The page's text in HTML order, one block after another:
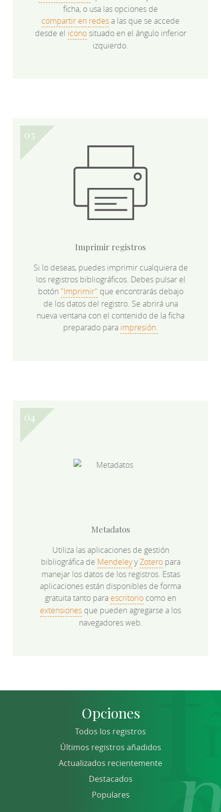
ficha, o usa las opciones de
compartir en redesa las que se accede
desde el iconosituado en el ángulo inferior
izquierdo.
Imprimir registros
Si lo deseas, puedes imprimir cualquiera de
los registros bibliográficos. Debes pulsar el
botón "Imprimir" que encontrarás debajo
de los datos del registro. Se abrirá una
nueva ventana con el contenido de la ficha
preparado para impresión.
Metadatos
Utiliza las aplicaciones de gestión
bibliográfica de MendeleyyZoteropara
manejar los datos de los registros. Estas
aplicaciones están disponibles de forma
gratuita tanto para escritorio como en
extensiones que pueden agregarse a los
navegadores web.
Opciones
Todos los registros
Últimos registros añadidos
Actualizados recientemente
Destacados
Populares